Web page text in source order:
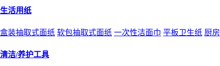
生活用纸
盒装抽取式面纸 软包抽取式面纸 一次性洁面巾 平板卫生纸 厨
清洁/养护工具